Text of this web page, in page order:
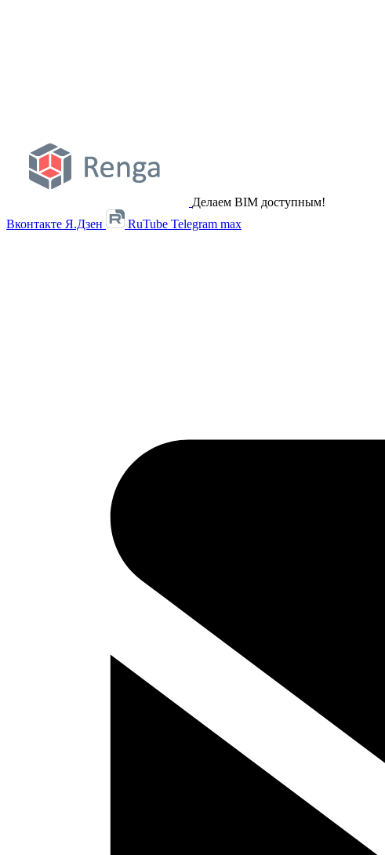
Делаем BIM доступным!
Вконтакте Я.Дзен RuTube Telegram max